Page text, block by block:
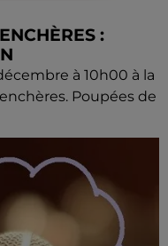
:
à 10h00 à la
Poupées de